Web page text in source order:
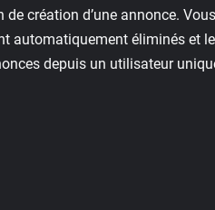
création d’une annonce.
automatiquement éliminés et
depuis un utilisateur